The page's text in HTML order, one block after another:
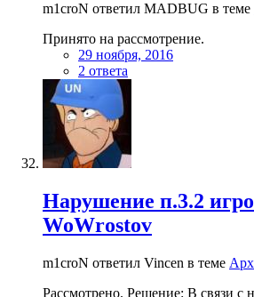
m1croN ответил MADBUG в теме
Принято на рассмотрение.
29 ноября, 2016
2 ответа
Нарушение п.3.2
WoWrostov
m1croN ответил Vincen в теме
Рассмотрено. Решение: В связи с